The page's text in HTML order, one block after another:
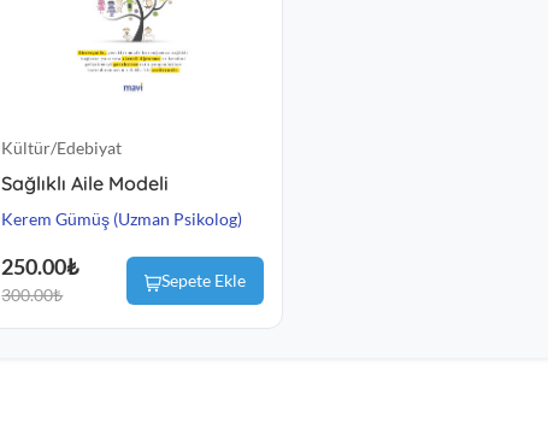
Kültür/Edebiyat
Sağlıklı Aile Modeli
Kerem Gümüş (Uzman Psikolog)
250.00₺
300.00₺
Sepete Ekle